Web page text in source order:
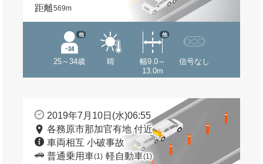
距離569m
25～34歳
他
晴
幅9.0～
13.0m
他
信号なし
2019年7月10日(水)06:55
各務原市那加官有地 付近
車両相互 小破事故
普通乗用車(1) 軽自動車(1)